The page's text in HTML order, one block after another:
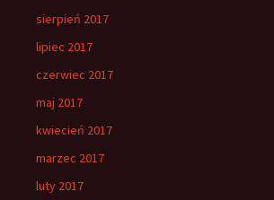
sierpień 2017
lipiec 2017
czerwiec 2017
maj 2017
kwiecień 2017
marzec 2017
luty 2017